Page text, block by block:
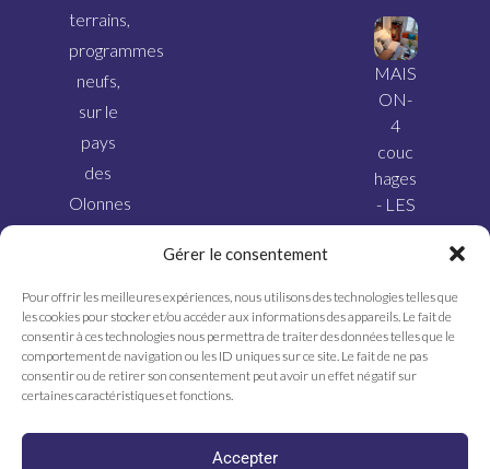
Gérer le consentement
Pour offrir les meilleures expériences, nous utilisons des technologies telles que
les cookies pour stocker et/ou accéder aux informations des appareils. Le fait de
consentir à ces technologies nous permettra de traiter des données telles que le
comportement de navigation ou les ID uniques sur ce site. Le fait de ne pas
consentir ou de retirer son consentement peut avoir un effet négatif sur
certaines caractéristiques et fonctions.
Accepter
terrains,
programmes
neufs,
sur le
pays
des
Olonnes
MAIS
ON-
4
couc
hages
- LES
SABL
ONN
E